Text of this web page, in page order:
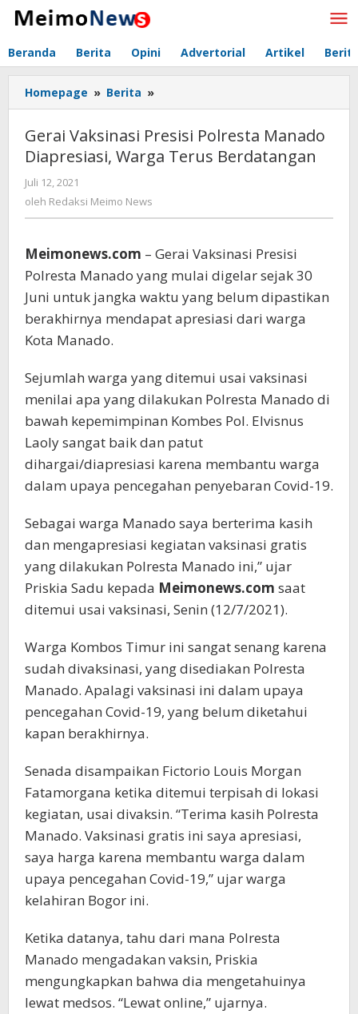
Lewati
Beranda Berita Opini Advertorial Artikel
Homepage » Berita »
Vaksinasi
Polresta
Manado
Gerai Vaksinasi Presisi Polresta Manado
Diapresiasi, Warga Terus Berdatangan
Juli 12, 2021
Redaksi
oleh Redaksi Meimo News
Meimonews.com – Gerai Vaksinasi Presisi
Polresta Manado yang mulai digelar sejak 30
Juni untuk jangka waktu yang belum dipastikan
berakhirnya mendapat apresiasi dari warga
Kota Manado.
Sejumlah warga yang ditemui usai vaksinasi
menilai apa yang dilakukan Polresta Manado di
bawah kepemimpinan Kombes Pol. Elvisnus
Laoly sangat baik dan patut
dihargai/diapresiasi karena membantu warga
dalam upaya pencegahan penyebaran Covid-19.
Sebagai warga Manado saya berterima kasih
dan mengapresiasi kegiatan vaksinasi gratis
yang dilakukan Polresta Manado ini,” ujar
Priskia Sadu kepada Meimonews.com saat
ditemui usai vaksinasi, Senin (12/7/2021).
Warga Kombos Timur ini sangat senang karena
sudah divaksinasi, yang disediakan Polresta
Manado. Apalagi vaksinasi ini dalam upaya
pencegahan Covid-19, yang belum diketahui
kapan berakhirnya.
Senada disampaikan Fictorio Louis Morgan
Fatamorgana ketika ditemui terpisah di lokasi
kegiatan, usai divaksin. “Terima kasih Polresta
Manado. Vaksinasi gratis ini saya apresiasi,
saya harga karena membantu warga dalam
upaya pencegahan Covid-19,” ujar warga
kelahiran Bogor ini.
Ketika datanya, tahu dari mana Polresta
Manado mengadakan vaksin, Priskia
mengungkapkan bahwa dia mengetahuinya
lewat medsos. “Lewat online,” ujarnya.